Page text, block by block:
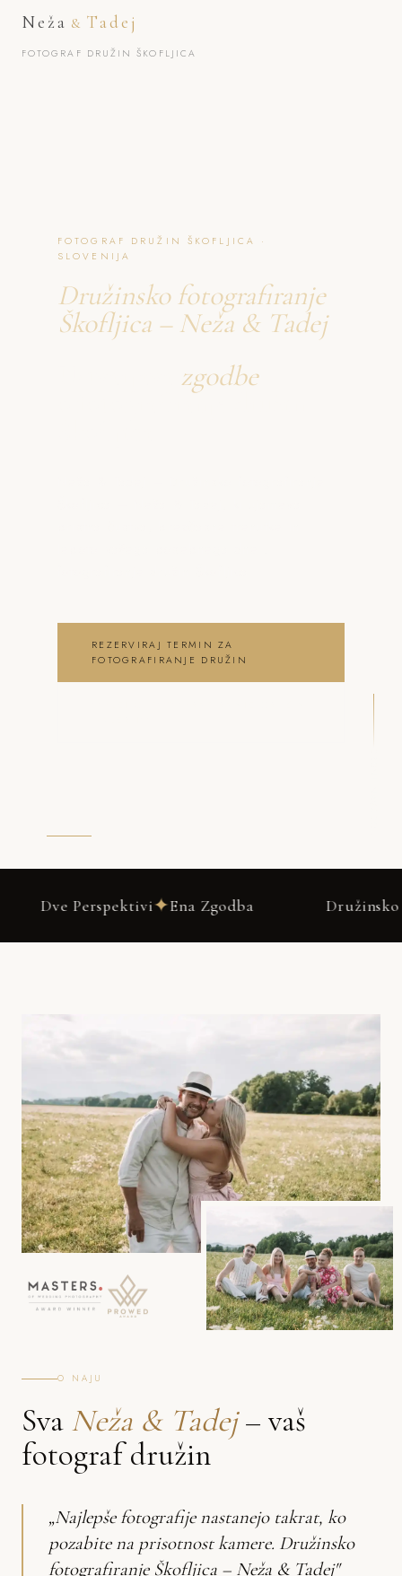
Neža & Tadej
FOTOGRAF DRUŽIN ŠKOFLJICA
FOTOGRAF DRUŽIN ŠKOFLJICA ·
SLOVENIJA
Družinsko fotografiranje
Škofljica – Neža & Tadej
zgodbe
o fotografiranje družin
REZERVIRAJ TERMIN ZA
FOTOGRAFIRANJE DRUŽIN
Ena Zgodba Družinsko fotografiranje
O NAJU
Sva Neža & Tadej– vaš
fotograf družin
„Najlepše fotografije nastanejo takrat, ko
pozabite na prisotnost kamere. Družinsko
fotografiranje Škofljica – Neža & Tadej"